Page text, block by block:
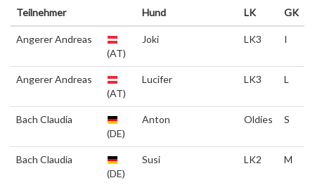
Teilnehmer Hund LK GK
Angerer Andreas
(AT)
Joki LK3 I
Angerer Andreas
(AT)
Lucifer LK3 L
Bach Claudia
(DE)
Anton Oldies S
Bach Claudia
(DE)
Susi LK2 M